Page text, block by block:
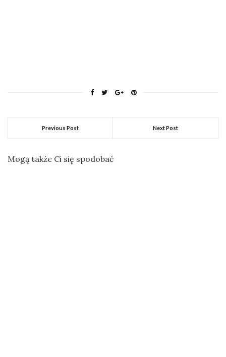
Previous Post Next Post
Mogą także Ci się spodobać